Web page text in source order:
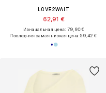
LOVE2WAIT
62,91 €
Изначальная цена: 79,90 €
Последняя самая низкая цена:59,42 €